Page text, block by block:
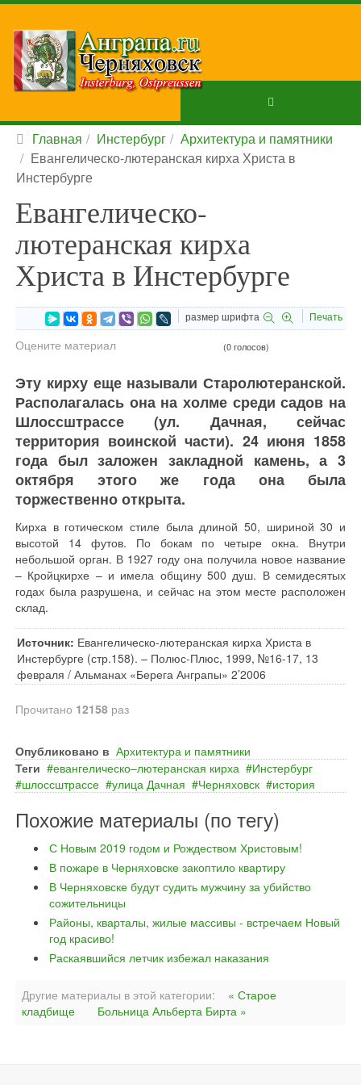
Главная Инстербург
Архитектура и памятники
Евангелическо-лютеранская кирха Христа в
Инстербурге
Евангелическо-
лютеранская кирха
Христа в Инстербурге
размер шрифта Печать
Оцените материал (0 голосов)
Эту кирху еще называли Старолютеранской.
Располагалась она на холме среди садов на
Шлоссштрассе (ул. Дачная, сейчас
территория воинской части). 24 июня 1858
года был заложен закладной камень, а 3
октября этого же года она была
торжественно открыта.
Кирха в готическом стиле была длиной 50, шириной 30 и
высотой 14 футов. По бокам по четыре окна. Внутри
небольшой орган. В 1927 году она получила новое название
– Кройцкирхе – и имела общину 500 душ. В семидесятых
годах была разрушена, и сейчас на этом месте расположен
склад.
Источник: Евангелическо-лютеранская кирха Христа в
Инстербурге (стр.158). – Полюс-Плюс, 1999, №16-17, 13
февраля / Альманах «Берега Анграпы» 2’2006
Прочитано 12158 раз
Опубликовано в Архитектура и памятники
Теги
евангелическо–лютеранская кирха
Инстербург
шлоссштрассе
улица Дачная Черняховск история
Похожие материалы (по тегу)
С Новым 2019 годом и Рождеством Христовым!
В пожаре в Черняховске закоптило квартиру
В Черняховске будут судить мужчину за убийство
сожительницы
Районы, кварталы, жилые массивы - встречаем Новый
год красиво!
Раскаявшийся летчик избежал наказания
Другие материалы в этой категории:
« Старое
кладбище
Больница Альберта Бирта »